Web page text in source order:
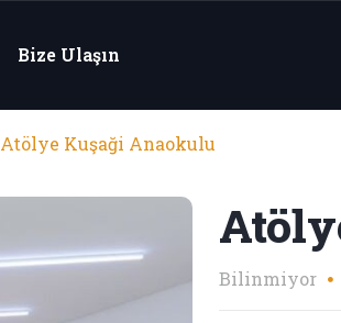
Bize Ulaşın
Atölye Kuşaği Anaokulu
Bilinmiyor